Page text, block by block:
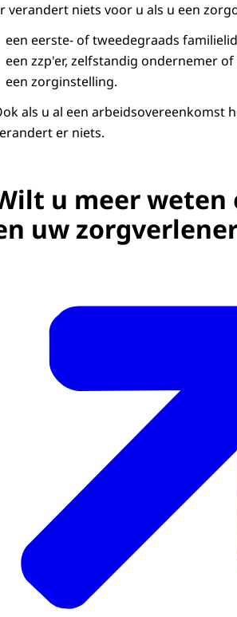
verandert niets voor u als u een
een eerste- of tweedegraads
een zzp'er, zelfstandig ondernemer
een zorginstelling.
als u al een arbeidsovereenkomst
er niets.
u meer weten
uw